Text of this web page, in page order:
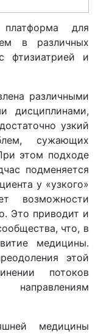
для
в различных
фтизиатрией и
различными
дисциплинами,
узкий
сужающих
этом подходе
подменяется
у «узкого»
возможности
Это приводит и
что, в
медицины.
этой
потоков
медицины